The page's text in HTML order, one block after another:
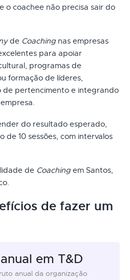
o coachee não precisa sair do
de Coaching nas empresas
para apoiar
programas de
formação de líderes,
de pertencimento e integrando
do resultado esperado,
de 10 sessões, com intervalos
de Coaching em Santos,
de fazer um
em T&D
anual da organização